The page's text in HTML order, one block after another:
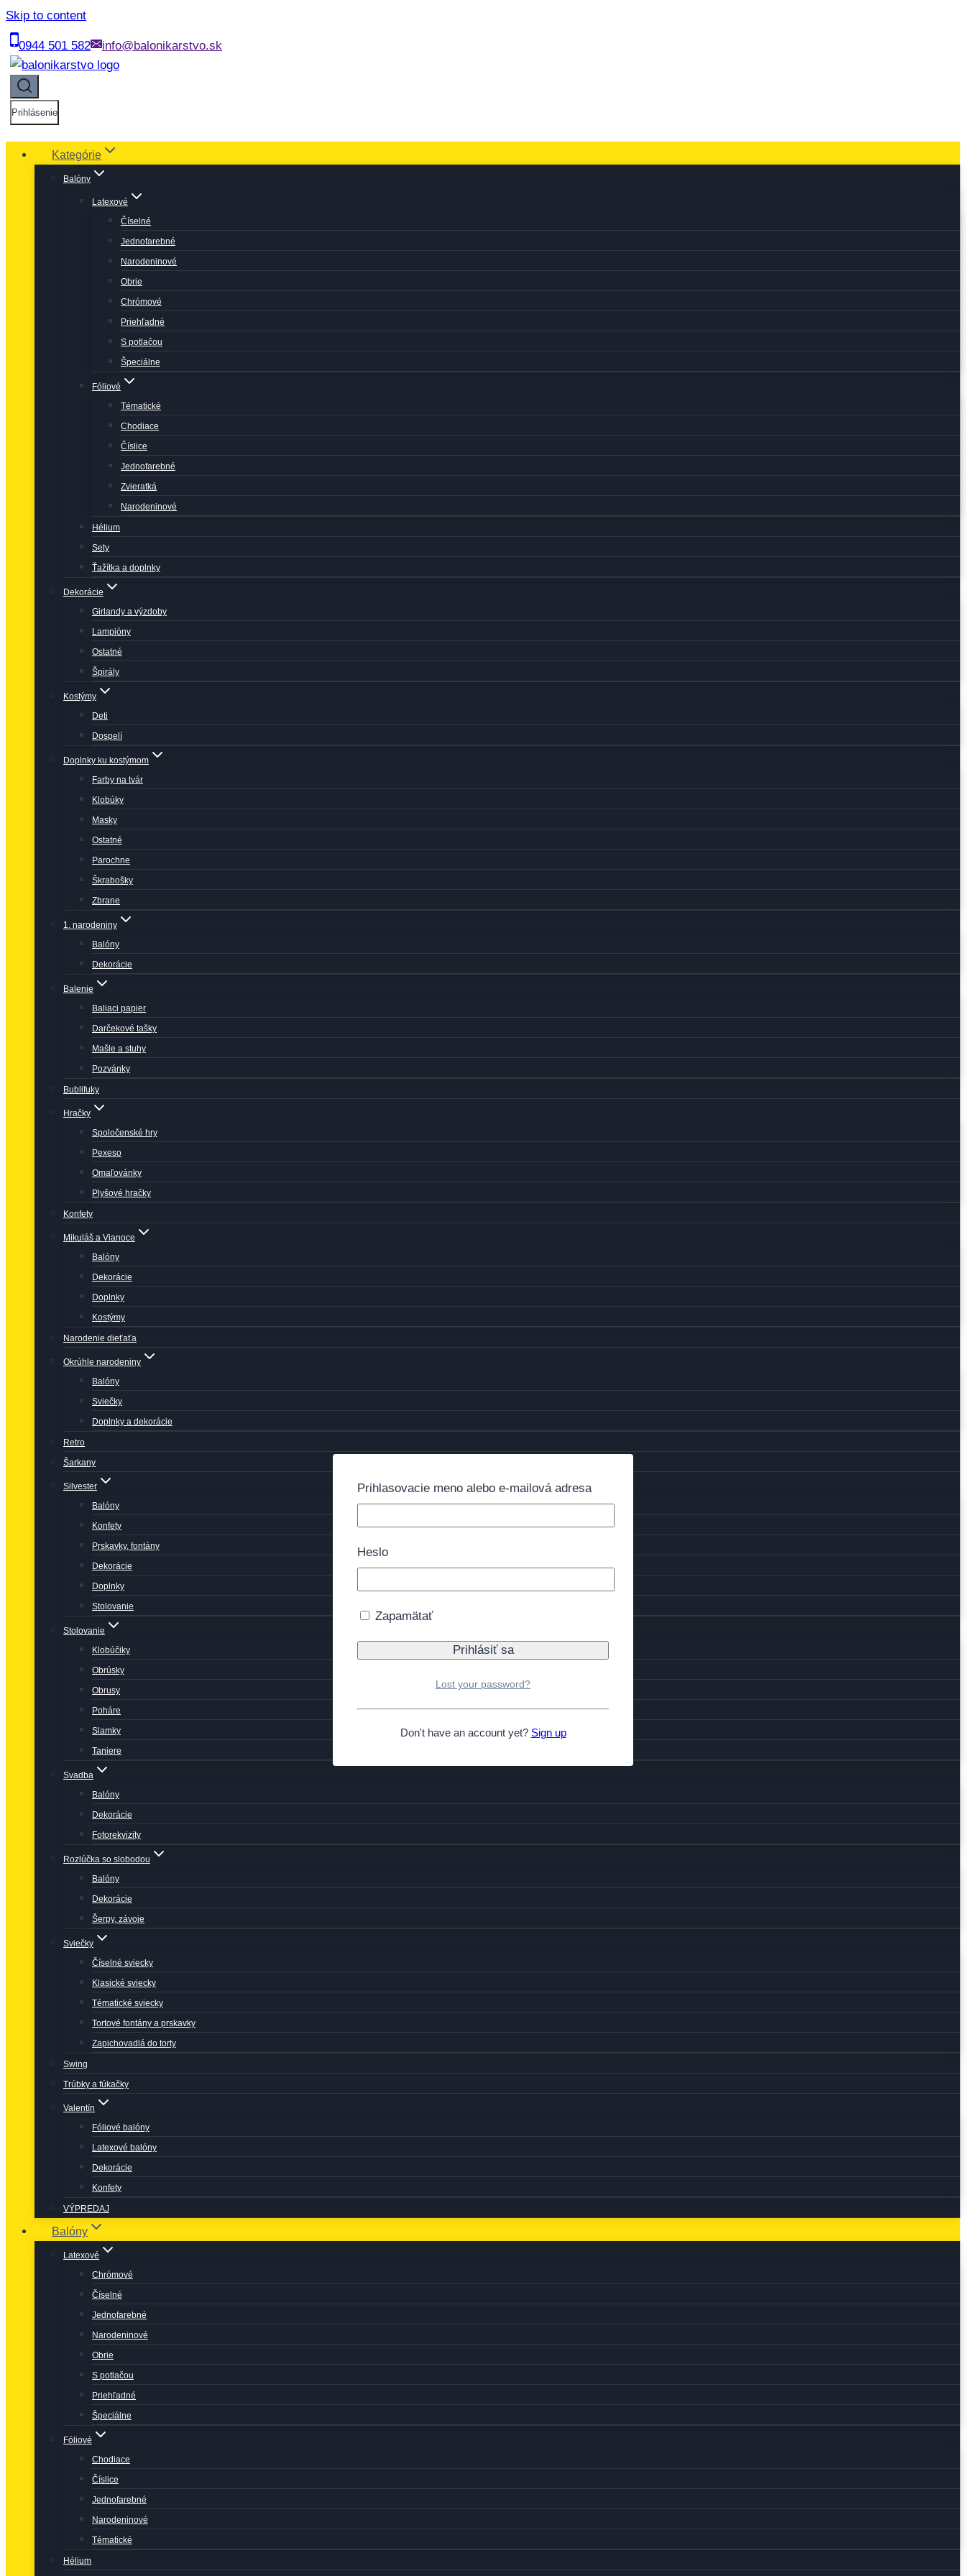
Skip to content
0944 501 582 info@balonikarstvo.sk
Prihlásenie
Kategórie
Balóny
Latexové
Číselné
Jednofarebné
Narodeninové
Obrie
Chrómové
Priehľadné
S potlačou
Špeciálne
Fóliové
Tématické
Chodiace
Číslice
Jednofarebné
Zvieratká
Narodeninové
Hélium
Sety
Ťažítka a doplnky
Dekorácie
Girlandy a výzdoby
Lampióny
Ostatné
Špirály
Kostýmy
Deti
Dospelí
Doplnky ku kostýmom
Farby na tvár
Klobúky
Masky
Ostatné
Parochne
Škrabošky
Zbrane
1. narodeniny
Balóny
Dekorácie
Balenie
Baliaci papier
Darčekové tašky
Mašle a stuhy
Pozvánky
Bublifuky
Hračky
Spoločenské hry
Pexeso
Omaľovánky
Plyšové hračky
Konfety
Mikuláš a Vianoce
Balóny
Dekorácie
Doplnky
Kostýmy
Narodenie dieťaťa
Okrúhle narodeniny
Balóny
Sviečky
Doplnky a dekorácie
Retro
Šarkany
Silvester
Balóny
Konfety
Prskavky, fontány
Dekorácie
Doplnky
Stolovanie
Stolovanie
Klobúčiky
Obrúsky
Obrusy
Poháre
Slamky
Taniere
Svadba
Balóny
Dekorácie
Fotorekvizity
Rozlúčka so slobodou
Balóny
Dekorácie
Šerpy, závoje
Sviečky
Číselné sviecky
Klasické sviecky
Tématické sviecky
Tortové fontány a prskavky
Zapichovadlá do torty
Swing
Trúbky a fúkačky
Valentín
Fóliové balóny
Latexové balóny
Dekorácie
Konfety
VÝPREDAJ
Balóny
Latexové
Chrómové
Číselné
Jednofarebné
Narodeninové
Obrie
S potlačou
Priehľadné
Špeciálne
Fóliové
Chodiace
Číslice
Jednofarebné
Narodeninové
Tématické
Hélium
Prihlasovacie meno alebo e-mailová adresa
Heslo
Zapamätať
Lost your password?
Don't have an account yet? Sign up